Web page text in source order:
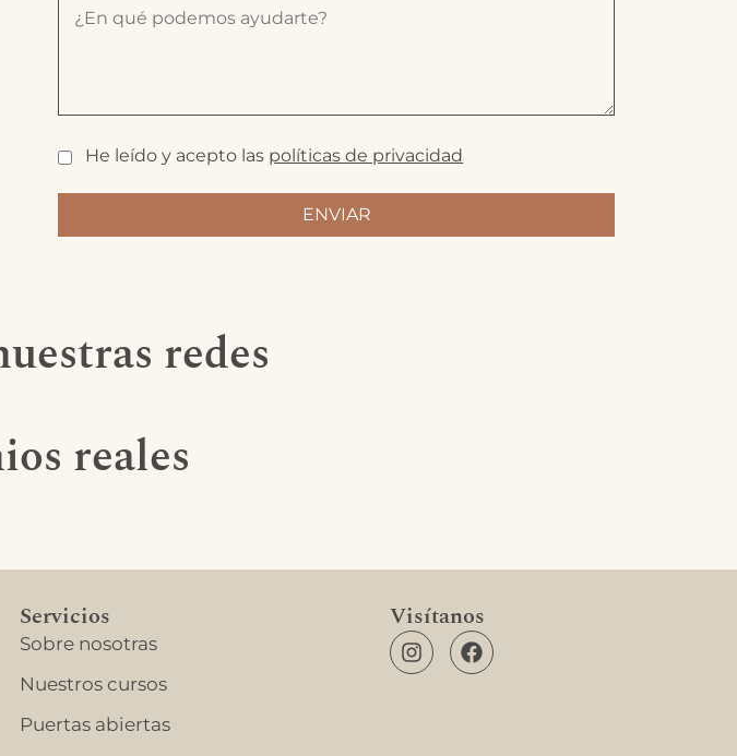
He leído y acepto las políticas de privacidad
redes
reales
Servicios
Sobre nosotras
Nuestros cursos
Puertas abiertas
Visítanos